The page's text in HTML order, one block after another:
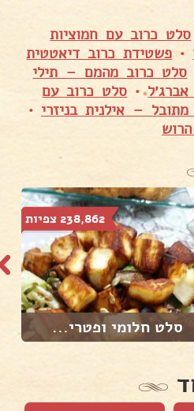
סלט כרוב עם חמוציות
•פשטידת כרוב דיאטטית
סלט כרוב מהמם – תילי
•סלט כרוב עם
– אילנית בניזרי •
238,862 צפיות
סלט חלומי ופטרי...